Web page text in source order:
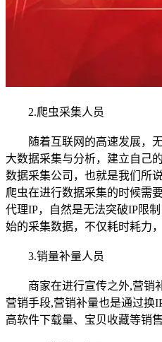
2.爬虫采集人员
随着互联网的高速发展，无
大数据采集与分析，建立自己
数据采集公司，也就是我们所
爬虫在进行数据采集的时候需
代理IP，自然是无法突破IP限
始的采集数据，不仅耗时耗力
3.销量补量人员
商家在进行宣传之外,营销
营销手段,营销补量也是通过换
高软件下载量、宝贝收藏等销售